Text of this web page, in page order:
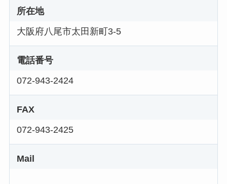
所在地
大阪府八尾市太田新町3-5
電話番号
072-943-2424
FAX
072-943-2425
Mail